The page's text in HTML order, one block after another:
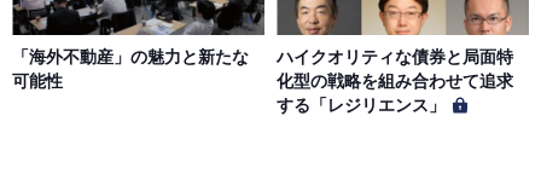
「海外不動産」の魅力と新たな
可能性
ハイクオリティな債券と局面特
化型の戦略を組み合わせて追求
する「レジリエンス」